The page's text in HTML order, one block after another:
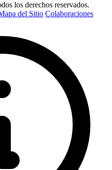
los derechos reservados.
del Sitio Colaboraciones